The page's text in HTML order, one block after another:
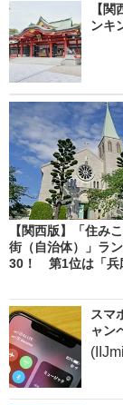
【
ンキ
【関西版】「住み
街（自治体）」ラ
30！ 第1位は「兵
スマ
ャン